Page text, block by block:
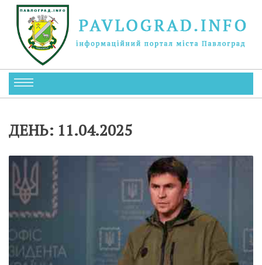
ДЕНЬ: 11.04.2025